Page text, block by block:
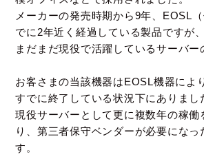
メーカーの発売時期から9年、EOSL
でに2年近く経過している製品ですが、
まだまだ現役で活躍しているサーバー
お客さまの当該機器はEOSL機器によ
すでに終了している状況下にありまし
現役サーバーとして更に複数年の稼働
り、第三者保守ベンダーが必要になっ
す。